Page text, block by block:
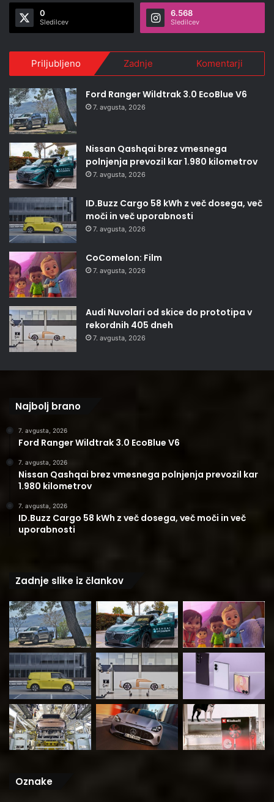
0
Sledilcev
6.568
Sledilcev
Priljubljeno Zadnje Komentarji
Ford Ranger Wildtrak 3.0 EcoBlue V6
7. avgusta, 2026
Nissan Qashqai brez vmesnega
polnjenja prevozil kar 1.980 kilometrov
7. avgusta, 2026
ID.Buzz Cargo 58 kWh z več dosega, več
moči in več uporabnosti
7. avgusta, 2026
CoComelon: Film
7. avgusta, 2026
Audi Nuvolari od skice do prototipa v
rekordnih 405 dneh
7. avgusta, 2026
Najbolj brano
7. avgusta, 2026
Ford Ranger Wildtrak 3.0 EcoBlue V6
7. avgusta, 2026
Nissan Qashqai brez vmesnega polnjenja prevozil kar
1.980 kilometrov
7. avgusta, 2026
ID.Buzz Cargo 58 kWh z več dosega, več moči in več
uporabnosti
Zadnje slike iz člankov
Oznake